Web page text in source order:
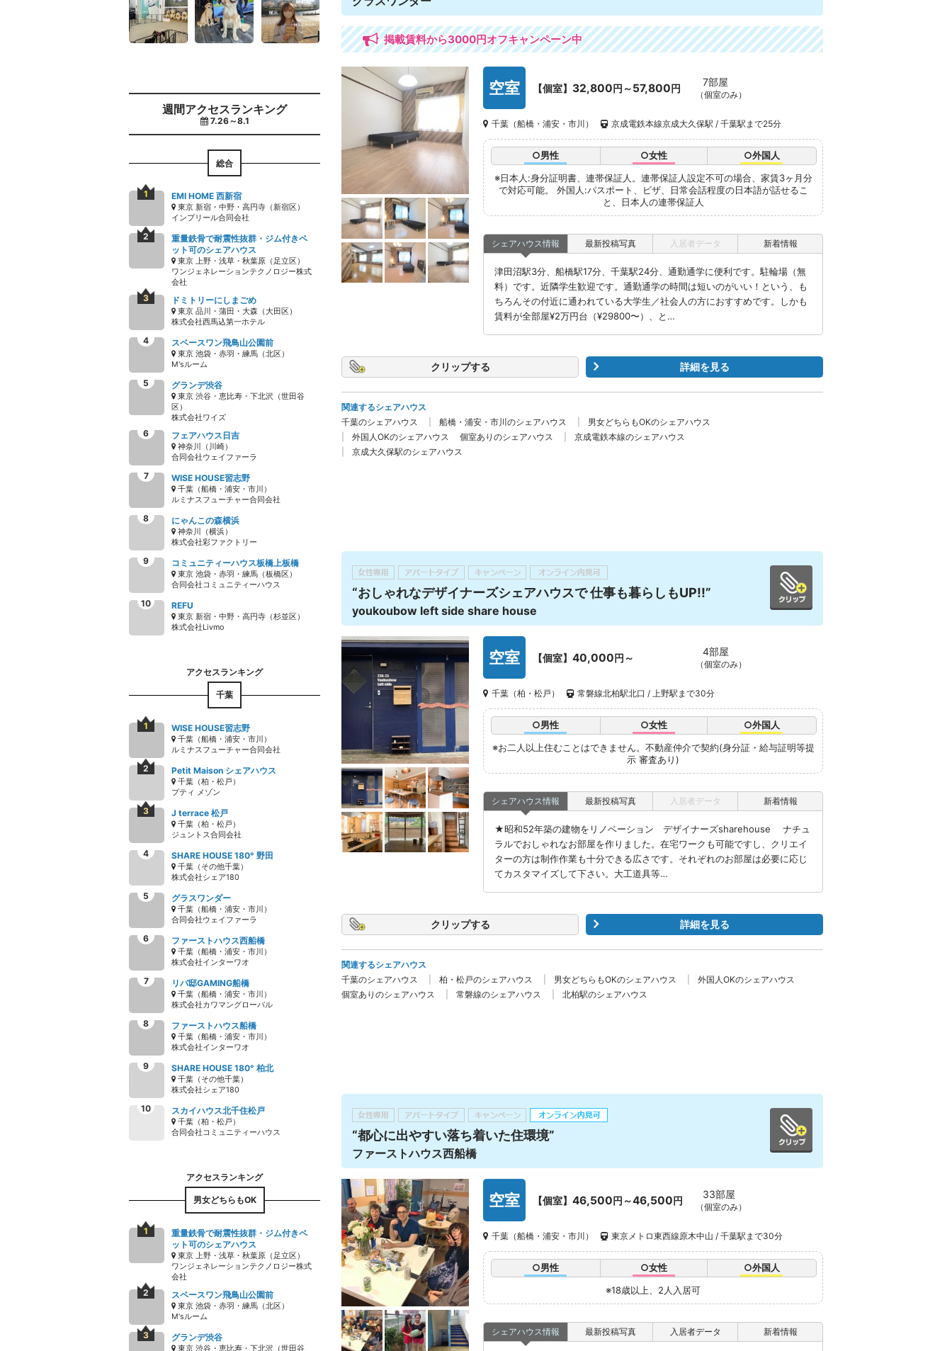
週間アクセスランキング
7.26～8.1
総合
EMI HOME 西新宿
東京 新宿・中野・高円寺（新宿区）
インプリール合同会社
重量鉄骨で耐震性抜群・ジム付きペ
ット可のシェアハウス
東京 上野・浅草・秋葉原（足立区）
ワンジェネレーションテクノロジー株式
会社
ドミトリーにしまごめ
東京 品川・蒲田・大森（大田区）
株式会社西馬込第一ホテル
スペースワン飛鳥山公園前
東京 池袋・赤羽・練馬（北区）
M'sルーム
グランデ渋谷
東京 渋谷・恵比寿・下北沢（世田谷
区）
株式会社ワイズ
フェアハウス日吉
神奈川（川崎）
合同会社ウェイファーラ
WISE HOUSE習志野
千葉（船橋・浦安・市川）
ルミナスフューチャー合同会社
にゃんこの森横浜
神奈川（横浜）
株式会社彩ファクトリー
コミュニティーハウス板橋上板橋
東京 池袋・赤羽・練馬（板橋区）
合同会社コミュニティーハウス
REFU
東京 新宿・中野・高円寺（杉並区）
株式会社Livmo
千葉
WISE HOUSE習志野
千葉（船橋・浦安・市川）
ルミナスフューチャー合同会社
Petit Maison シェアハウス
千葉（柏・松戸）
プティ メゾン
J terrace 松戸
千葉（柏・松戸）
ジュントス合同会社
SHARE HOUSE 180° 野田
千葉（その他千葉）
株式会社シェア180
グラスワンダー
千葉（船橋・浦安・市川）
合同会社ウェイファーラ
ファーストハウス西船橋
千葉（船橋・浦安・市川）
株式会社インターワオ
リバ邸GAMING船橋
千葉（船橋・浦安・市川）
株式会社カワマングローバル
ファーストハウス船橋
千葉（船橋・浦安・市川）
株式会社インターワオ
SHARE HOUSE 180° 柏北
千葉（その他千葉）
株式会社シェア180
スカイハウス北千住松戸
千葉（柏・松戸）
合同会社コミュニティーハウス
男女どちらもOK
重量鉄骨で耐震性抜群・ジム付きペ
ット可のシェアハウス
東京 上野・浅草・秋葉原（足立区）
ワンジェネレーションテクノロジー株式
会社
スペースワン飛鳥山公園前
東京 池袋・赤羽・練馬（北区）
M'sルーム
グランデ渋谷
東京 渋谷・恵比寿・下北沢（世田谷
掲載賃料から3000円オフキャンペーン中
空室 【個室】 32,800円～57,800円 7部屋
（個室のみ）
千葉（船橋・浦安・市川） 京成電鉄本線京成大久保駅 / 千葉駅まで25分
○男性 ○女性
○外国人
※日本人:身分証明書、連帯保証人。連帯保証人設定不可の場合、家賃3ヶ月分
で対応可能。 外国人:パスポート、ビザ、日常会話程度の日本語が話せるこ
と、日本人の連帯保証人
シェアハウス情報
津田沼駅3分、船橋駅17分、千葉駅24分、通勤通学に便利です。駐輪場（無
料）です。近隣学生歓迎です。通勤通学の時間は短いのがいい！という、も
ちろんその付近に通われている大学生／社会人の方におすすめです。しかも
賃料が全部屋¥2万円台（¥29800〜）、と…
最新投稿写真 入居者データ 新着情報
クリップ 詳細を見る
関連するシェアハウス
千葉のシェアハウス
船橋・浦安・市川のシェアハウス
男女どちらもOKのシェアハウス
外国人OKのシェアハウス
個室ありのシェアハウス
京成電鉄本線のシェアハウス
京成大久保駅のシェアハウス
“おしゃれなデザイナーズシェアハウスで 仕事も暮らしもUP!!”
youkoubow left side share house
空室 【個室】 40,000円～ 4部屋
（個室のみ）
千葉（柏・松戸） 常磐線北柏駅北口 / 上野駅まで30分
○男性 ○女性
○外国人
※お二人以上住むことはできません。不動産仲介で契約(身分証・給与証明等提
示 審査あり)
シェアハウス情報
★昭和52年築の建物をリノベーション デザイナーズsharehouse ナチュ
ラルでおしゃれなお部屋を作りました。在宅ワークも可能ですし、クリエイ
ターの方は制作作業も十分できる広さです。それぞれのお部屋は必要に応じ
てカスタマイズして下さい。大工道具等…
最新投稿写真 入居者データ 新着情報
クリップ 詳細を見る
関連するシェアハウス
千葉のシェアハウス
柏・松戸のシェアハウス 男女どちらもOKのシェアハウス
外国人OKのシェアハウス
個室ありのシェアハウス
常磐線のシェアハウス 北柏駅のシェアハウス
“都心に出やすい落ち着いた住環境”
ファーストハウス西船橋
空室 【個室】 46,500円～46,500円 33部屋
（個室のみ）
千葉（船橋・浦安・市川） 東京メトロ東西線原木中山 / 千葉駅まで30分
○男性 ○女性
○外国人
※18歳以上、2人入居可
シェアハウス情報 最新投稿写真 入居者データ 新着情報